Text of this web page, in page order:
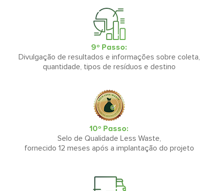
9º Passo:
Divulgação de resultados e informações sobre coleta,
quantidade, tipos de resíduos e destino
10º Passo:
Selo de Qualidade Less Waste,
fornecido 12 meses após a implantação do projeto